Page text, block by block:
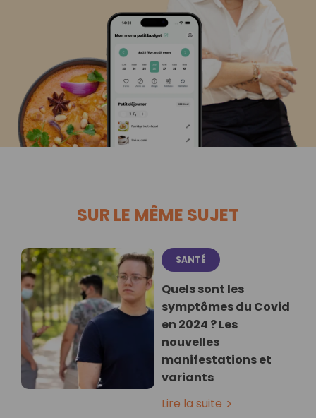
SUR LE MÊME SUJET
SANTÉ
Quels sont les
symptômes du Covid
en 2024 ? Les
nouvelles
manifestations et
variants
Lire la suite